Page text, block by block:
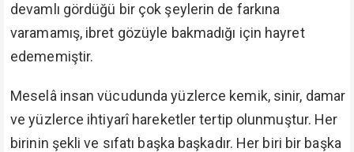
devamlı gördüğü bir çok şeylerin de farkına
varamamış, ibret gözüyle bakmadığı için hayret
edememiştir.
Meselâ insan vücudunda yüzlerce kemik, sinir, damar
ve yüzlerce ihtiyarî hareketler tertip olunmuştur. Her
birinin şekli ve sıfatı başka başkadır. Her biri bir başka